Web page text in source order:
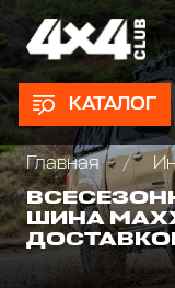
КАТАЛОГ
Главная
ШИНА